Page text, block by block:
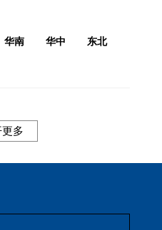
华南 华中 东北
更多